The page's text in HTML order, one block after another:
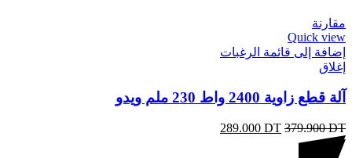
مقارنة
Quick view
إضافة إلى قائمة الرغبات
إغلاق
آلة قطع زاوية 2400 واط 230 ملم ويدو
379.900DT
289.000 DT